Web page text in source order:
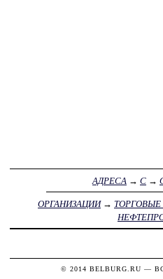
АДРЕСА → С →
ОРГАНИЗАЦИИ→
© 2014 BELBURG.RU —